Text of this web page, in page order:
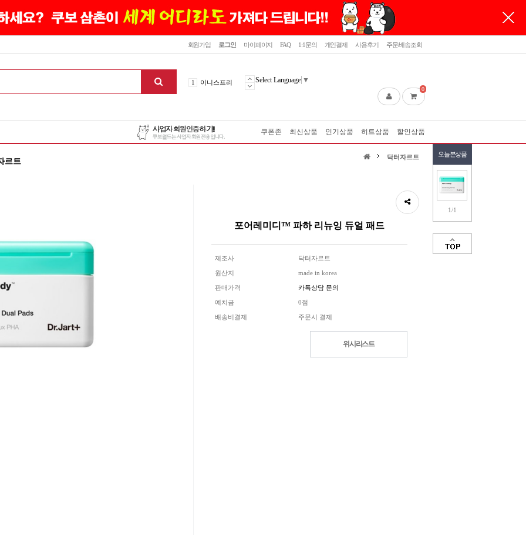
닫기
회원가입 로그인 마이페이지 FAQ 1:1문의 개인결제 사용후기 주문/배송조회
1 이니스프리
4 메디힐
라네즈
Select Language ▼
0
쿠폰존 최신상품 인기상품 히트상품 할인상품
르트
오늘본상품
1/1
닥터자르트
포어레미디™ 파하 리뉴잉 듀얼 패드
제조사 닥터자르트
원산지 made in korea
판매가격 카톡상담 문의
예치금 0점
배송비결제 주문시 결제
위시리스트